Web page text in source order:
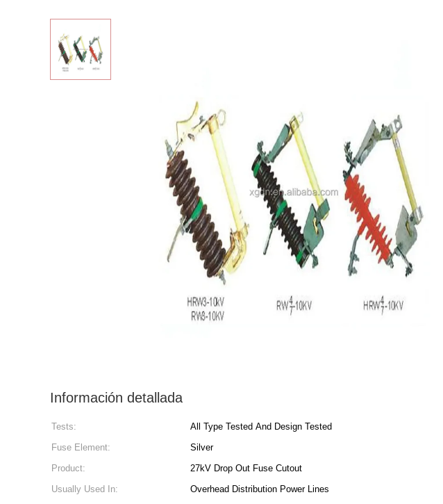
Información detallada
Tests: All Type Tested And Design Tested
Fuse Element:
Silver
Product:
27kV Drop Out Fuse Cutout
Usually Used In:
Overhead Distribution Power Lines